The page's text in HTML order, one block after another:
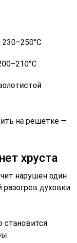
на решётке —
хруста
нарушен один
разогрев духовки
становится